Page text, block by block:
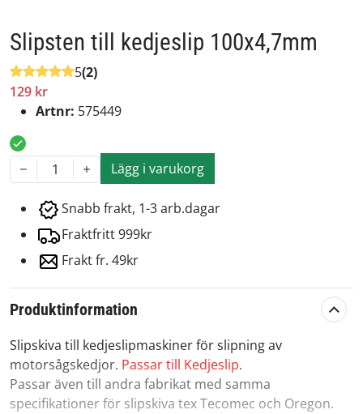
Slipsten till kedjeslip 100x4,7mm
5(2)
129 kr
Artnr: 575449
1 Lägg i varukorg
Snabb frakt, 1-3 arb.dagar
Fraktfritt 999kr
Frakt fr. 49kr
Produktinformation
Slipskiva till kedjeslipmaskiner för slipning av
motorsågskedjor. Passar till Kedjeslip.
Passar även till andra fabrikat med samma
specifikationer för slipskiva tex Tecomec och Oregon.